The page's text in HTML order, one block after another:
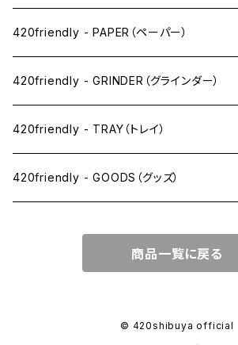
ワックス系
420friendly - PAPER（ペーパー）
SW(シングルワイド）サイズ
1 1/4サイズ
キングサイズスリム
キングサイズワイド
420friendly - GRINDER（グラインダー）
420friendly - TRAY（トレイ）
420friendly - GOODS（グッズ）
JOINT（ジョイント系）
CLEANING（掃除・保管）
商品一覧に戻る
© 420shibuya official